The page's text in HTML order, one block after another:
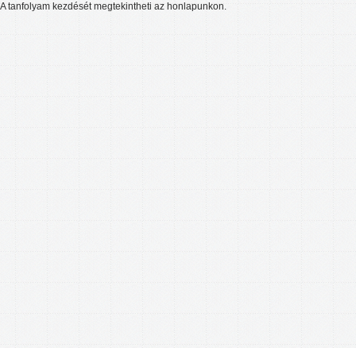
A tanfolyam kezdését megtekintheti az honlapunkon.